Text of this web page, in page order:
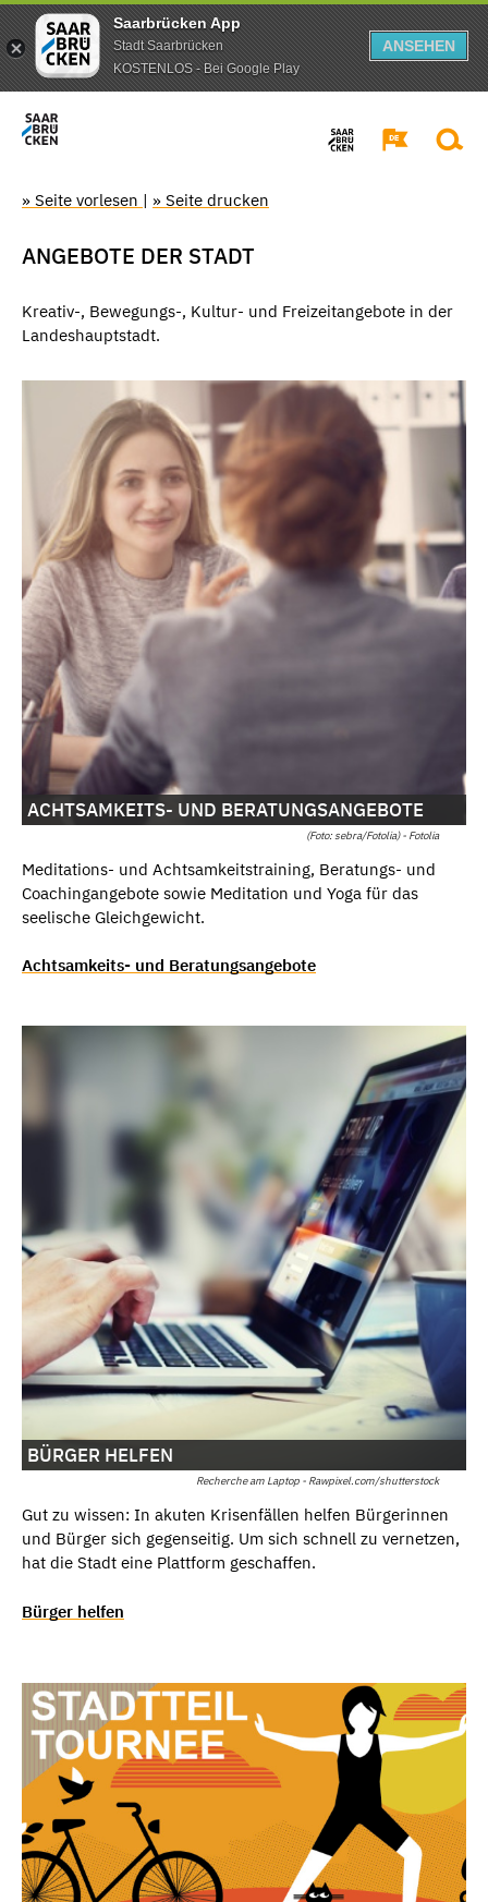
Saarbrücken App
Stadt Saarbrücken
KOSTENLOS - Bei Google Play
ANSEHEN
» Seite vorlesen | » Seite drucken
ANGEBOTE DER STADT
Kreativ-, Bewegungs-, Kultur- und Freizeitangebote in der
Landeshauptstadt.
(Foto: sebra/Fotolia) - Fotolia
ACHTSAMKEITS- UND BERATUNGSANGEBOTE
Meditations- und Achtsamkeitstraining, Beratungs- und
Coachingangebote sowie Meditation und Yoga für das
seelische Gleichgewicht.
Achtsamkeits- und Beratungsangebote
Recherche am Laptop - Rawpixel.com/shutterstock
BÜRGER HELFEN
Gut zu wissen: In akuten Krisenfällen helfen Bürgerinnen
und Bürger sich gegenseitig. Um sich schnell zu vernetzen,
hat die Stadt eine Plattform geschaffen.
Bürger helfen